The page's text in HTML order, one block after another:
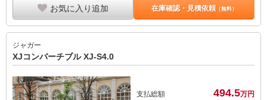
お気に入り追加 在庫確認・見積依頼（無料）
ジャガー
XJコンバーチブル XJ-S4.0
支払総額 494.5万円